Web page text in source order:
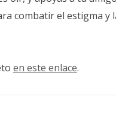
combatir el estigma y
en este enlace.